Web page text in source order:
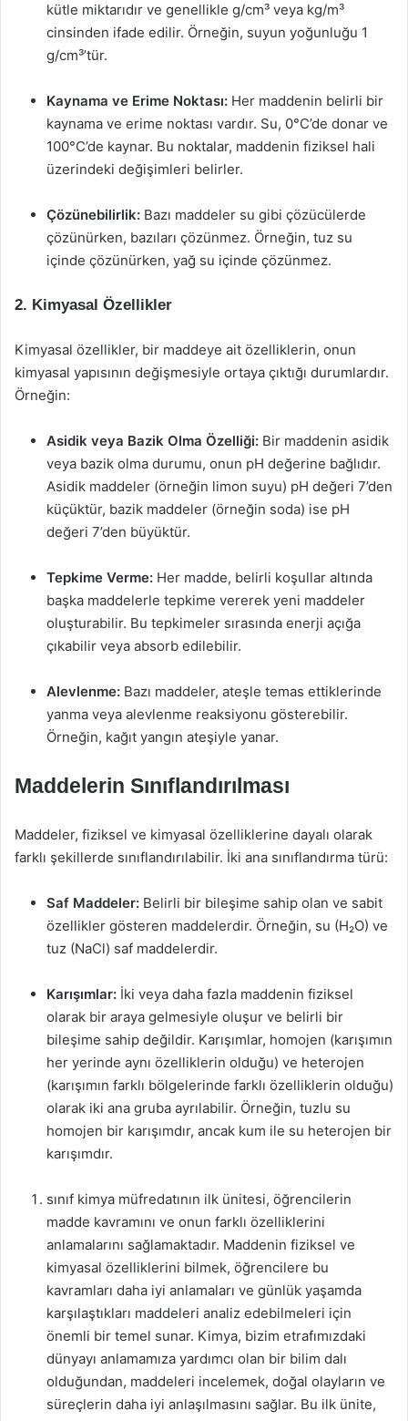
kütle miktarıdır ve genellikle g/cm³ veya kg/m³
cinsinden ifade edilir. Örneğin, suyun yoğunluğu 1
g/cm³’tür.
Kaynama ve Erime Noktası: Her maddenin belirli bir
kaynama ve erime noktası vardır. Su, 0°C’de donar ve
100°C’de kaynar. Bu noktalar, maddenin fiziksel hali
üzerindeki değişimleri belirler.
Çözünebilirlik: Bazı maddeler su gibi çözücülerde
çözünürken, bazıları çözünmez. Örneğin, tuz su
içinde çözünürken, yağ su içinde çözünmez.
2. Kimyasal Özellikler
Kimyasal özellikler, bir maddeye ait özelliklerin, onun
kimyasal yapısının değişmesiyle ortaya çıktığı durumlardır.
Örneğin:
Asidik veya Bazik Olma Özelliği: Bir maddenin asidik
veya bazik olma durumu, onun pH değerine bağlıdır.
Asidik maddeler (örneğin limon suyu) pH değeri 7’den
küçüktür, bazik maddeler (örneğin soda) ise pH
değeri 7’den büyüktür.
Tepkime Verme: Her madde, belirli koşullar altında
başka maddelerle tepkime vererek yeni maddeler
oluşturabilir. Bu tepkimeler sırasında enerji açığa
çıkabilir veya absorb edilebilir.
Alevlenme: Bazı maddeler, ateşle temas ettiklerinde
yanma veya alevlenme reaksiyonu gösterebilir.
Örneğin, kağıt yangın ateşiyle yanar.
Maddelerin Sınıflandırılması
Maddeler, fiziksel ve kimyasal özelliklerine dayalı olarak
farklı şekillerde sınıflandırılabilir. İki ana sınıflandırma türü:
Saf Maddeler: Belirli bir bileşime sahip olan ve sabit
özellikler gösteren maddelerdir. Örneğin, su (H₂O) ve
tuz (NaCl) saf maddelerdir.
Karışımlar: İki veya daha fazla maddenin fiziksel
olarak bir araya gelmesiyle oluşur ve belirli bir
bileşime sahip değildir. Karışımlar, homojen (karışımın
her yerinde aynı özelliklerin olduğu) ve heterojen
(karışımın farklı bölgelerinde farklı özelliklerin olduğu)
olarak iki ana gruba ayrılabilir. Örneğin, tuzlu su
homojen bir karışımdır, ancak kum ile su heterojen bir
karışımdır.
sınıf kimya müfredatının ilk ünitesi, öğrencilerin
madde kavramını ve onun farklı özelliklerini
anlamalarını sağlamaktadır. Maddenin fiziksel ve
kimyasal özelliklerini bilmek, öğrencilere bu
kavramları daha iyi anlamaları ve günlük yaşamda
karşılaştıkları maddeleri analiz edebilmeleri için
önemli bir temel sunar. Kimya, bizim etrafımızdaki
dünyayı anlamamıza yardımcı olan bir bilim dalı
olduğundan, maddeleri incelemek, doğal olayların ve
süreçlerin daha iyi anlaşılmasını sağlar. Bu ilk ünite,